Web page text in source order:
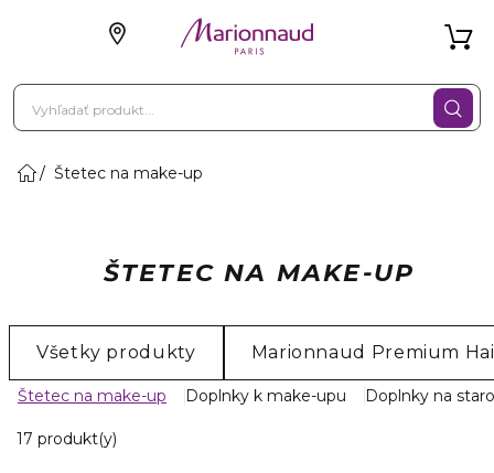
Štetec na make-up
ŠTETEC NA MAKE-UP
Všetky produkty Marionnaud Premium
Štetec na make-up Doplnky k make-upu Doplnky na
17 produkt(y)